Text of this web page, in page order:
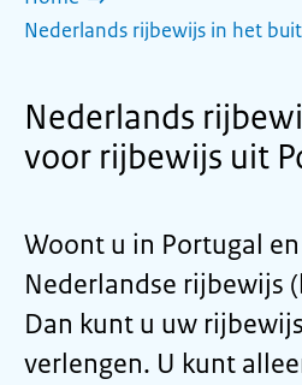
Nederlands rijbewijs in het
Nederlands
voor rijbewijs uit
Woont u in Portugal
Nederlandse rijbewijs
Dan kunt u uw
verlengen. U kunt